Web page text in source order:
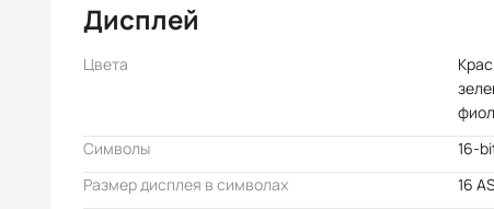
Дисплей
Цвета
Символы
16-
Размер дисплея в символах
16